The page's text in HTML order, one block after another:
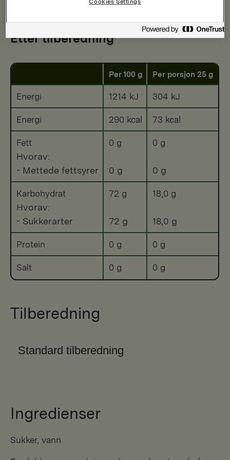
Næringsinnhold
Etter tilberedning
Per 100 g Per porsjon 25 g
Energi 1214 kJ 304 kJ
Energi 290 kcal 73 kcal
Fett
Hvorav:
- Mettede fettsyrer
0 g
0 g
0 g
0 g
Karbohydrat
Hvorav:
- Sukkerarter
72 g
72 g
18,0 g
18,0 g
Protein 0 g 0 g
Salt 0 g 0 g
Tilberedning
Standard tilberedning
Ingredienser
sukker, vann